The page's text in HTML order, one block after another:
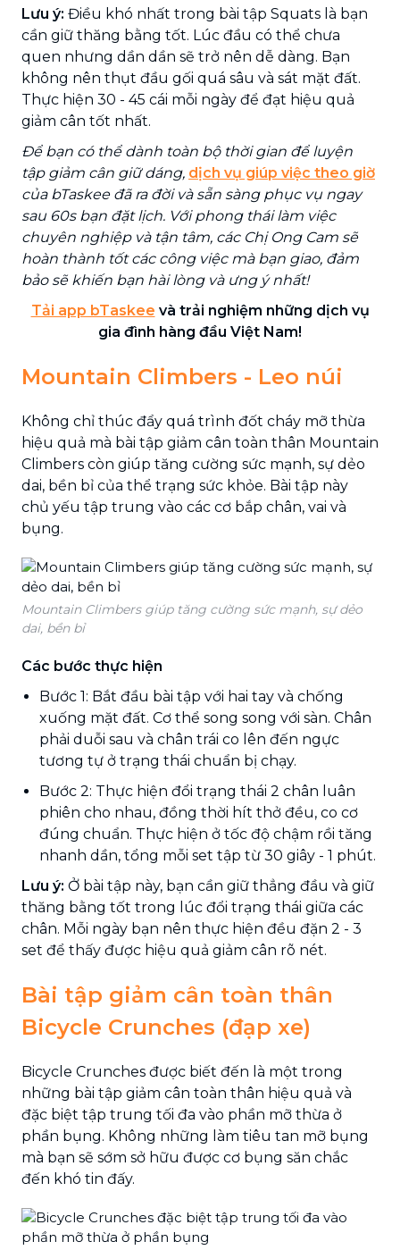
Lưu ý: Điều khó nhất trong bài tập Squats là bạn
cần giữ thăng bằng tốt. Lúc đầu có thể chưa
quen nhưng dần dần sẽ trở nên dễ dàng. Bạn
không nên thụt đầu gối quá sâu và sát mặt đất.
Thực hiện 30 - 45 cái mỗi ngày để đạt hiệu quả
giảm cân tốt nhất.
Để bạn có thể dành toàn bộ thời gian để luyện
tập giảm cân giữ dáng, dịch vụ giúp việc theo giờ
của bTaskee đã ra đời và sẵn sàng phục vụ ngay
sau 60s bạn đặt lịch. Với phong thái làm việc
chuyên nghiệp và tận tâm, các Chị Ong Cam sẽ
hoàn thành tốt các công việc mà bạn giao, đảm
bảo sẽ khiến bạn hài lòng và ưng ý nhất!
Tải app bTaskee và trải nghiệm những dịch vụ
gia đình hàng đầu Việt Nam!
Mountain Climbers - Leo núi
Không chỉ thúc đẩy quá trình đốt cháy mỡ thừa
hiệu quả mà bài tập giảm cân toàn thân Mountain
Climbers còn giúp tăng cường sức mạnh, sự dẻo
dai, bền bỉ của thể trạng sức khỏe. Bài tập này
chủ yếu tập trung vào các cơ bắp chân, vai và
bụng.
Mountain Climbers giúp tăng cường sức mạnh, sự dẻo
dai, bền bỉ
Các bước thực hiện
Bước 1: Bắt đầu bài tập với hai tay và chống
xuống mặt đất. Cơ thể song song với sàn. Chân
phải duỗi sau và chân trái co lên đến ngực
tương tự ở trạng thái chuẩn bị chạy.
Bước 2: Thực hiện đổi trạng thái 2 chân luân
phiên cho nhau, đồng thời hít thở đều, co cơ
đúng chuẩn. Thực hiện ở tốc độ chậm rồi tăng
nhanh dần, tổng mỗi set tập từ 30 giây - 1 phút.
Lưu ý: Ở bài tập này, bạn cần giữ thẳng đầu và giữ
thăng bằng tốt trong lúc đổi trạng thái giữa các
chân. Mỗi ngày bạn nên thực hiện đều đặn 2 - 3
set để thấy được hiệu quả giảm cân rõ nét.
Bài tập giảm cân toàn thân
Bicycle Crunches (đạp xe)
Bicycle Crunches được biết đến là một trong
những bài tập giảm cân toàn thân hiệu quả và
đặc biệt tập trung tối đa vào phần mỡ thừa ở
phần bụng. Không những làm tiêu tan mỡ bụng
mà bạn sẽ sớm sở hữu được cơ bụng săn chắc
đến khó tin đấy.